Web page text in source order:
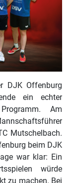
DJK Offenburg
ein echter
Am
Mutschelbach.
beim DJK
war klar: Ein
würde
zu machen. Bei